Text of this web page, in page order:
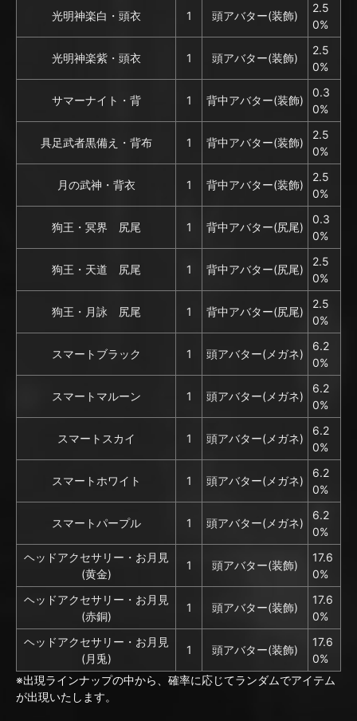
光明神楽白・頭衣 1 頭アバター(装飾)
2.5
0%
光明神楽紫・頭衣 1 頭アバター(装飾)
2.5
0%
サマーナイト・背 1 背中アバター(装飾)
0.3
0%
具足武者黒備え・背布 1 背中アバター(装飾)
2.5
0%
月の武神・背衣 1 背中アバター(装飾)
2.5
0%
狗王・冥界 尻尾 1 背中アバター(尻尾)
0.3
0%
狗王・天道 尻尾 1 背中アバター(尻尾)
2.5
0%
狗王・月詠 尻尾 1 背中アバター(尻尾)
2.5
0%
スマートブラック 1 頭アバター(メガネ)
6.2
0%
スマートマルーン 1 頭アバター(メガネ)
6.2
0%
スマートスカイ 1 頭アバター(メガネ)
6.2
0%
スマートホワイト 1 頭アバター(メガネ)
6.2
0%
スマートパープル 1 頭アバター(メガネ)
6.2
0%
ヘッドアクセサリー・お月見
(黄金)
1 頭アバター(装飾)
17.6
0%
ヘッドアクセサリー・お月見
(赤銅)
1 頭アバター(装飾)
17.6
0%
ヘッドアクセサリー・お月見
(月兎)
1 頭アバター(装飾)
17.6
0%
※出現ラインナップの中から、確率に応じてランダムでアイテム
が出現いたします。